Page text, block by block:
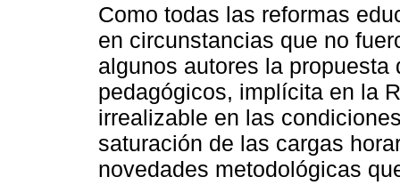
Como todas las reformas
en circunstancias que no
algunos autores la
pedagógicos, implícita en la
irrealizable en las
saturación de las cargas
novedades metodológicas